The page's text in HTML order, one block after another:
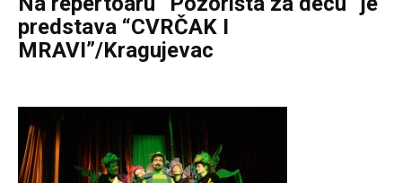
predstava “CVRČAK I
MRAVI”/Kragujevac